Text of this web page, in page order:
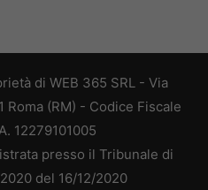
di WEB 365 SRL - Via
Roma (RM) - Codice Fiscale
12279101005
presso il Tribunale di
del 16/12/2020